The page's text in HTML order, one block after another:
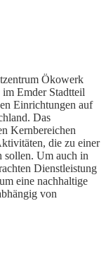
Ökowerk
Emder Stadtteil
Einrichtungen auf
Das
Kernbereichen
die zu einer
sollen. Um auch in
Dienstleistung
eine nachhaltige
von